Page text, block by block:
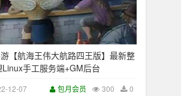
【航海王伟大航路四王版】最新整
Linux手工服务端+GM后台
12-07 0
300
包月会员